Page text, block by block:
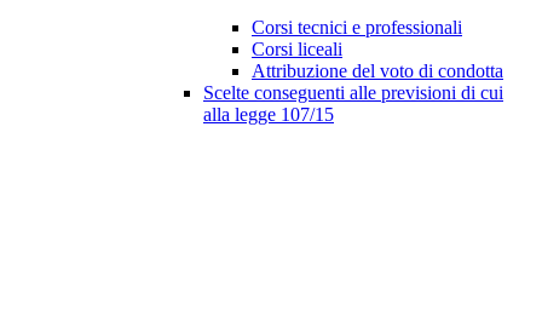
Corsi tecnici e professionali
Corsi liceali
Attribuzione del voto di condotta
Scelte conseguenti alle previsioni di cui
alla legge 107/15